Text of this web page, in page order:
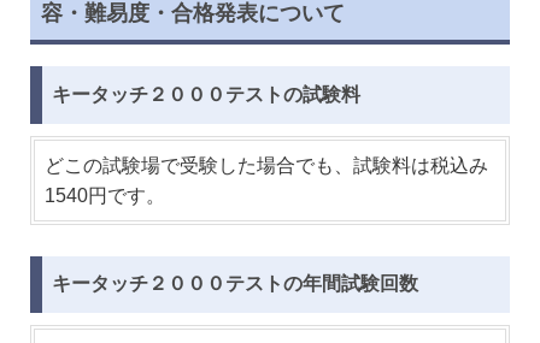
容・難易度・合格発表について
キータッチ２０００テストの試験料
どこの試験場で受験した場合でも、試験料は税込み
1540円です。
キータッチ２０００テストの年間試験回数